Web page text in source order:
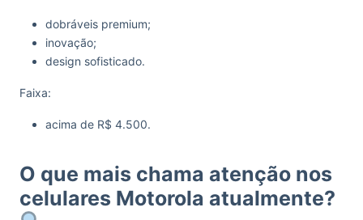
dobráveis premium;
inovação;
design sofisticado.
Faixa:
acima de R$ 4.500.
O que mais chama atenção nos
celulares Motorola atualmente?